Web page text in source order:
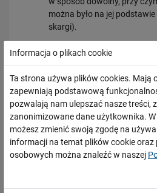
można było na jej
skargi).
PKP Polskie Linie Kolejowe S.A.
Biuro Zarządu
ul. Targowa 74
03-734 Warszawa
lub
za pomocą formularza zgłaszania
https://wis.plk-sa.pl/skarga/
informację, że skarga dotyczy
Informacja o plikach cookie
Ta strona używa plików cookies. Mają
zapewniają podstawową
pozwalają nam ulepszać nasze treści,
zanonimizowane dane użytkownika.
możesz zmienić swoją zgodę na
informacji na temat plików cookie
osobowych można znaleźć w naszej